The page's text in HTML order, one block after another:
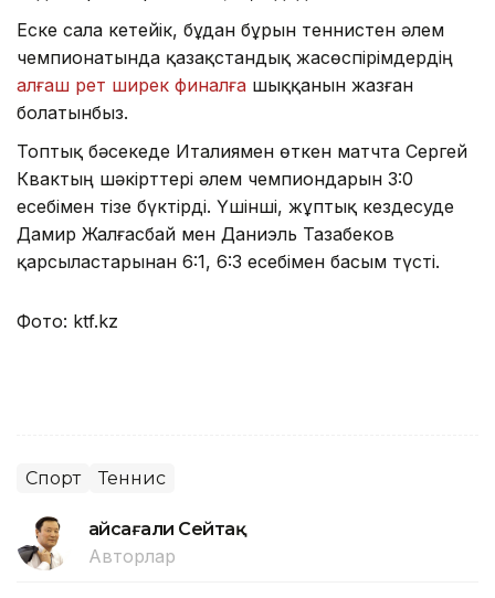
Еске сала кетейік, бұдан бұрын теннистен әлем
чемпионатында қазақстандық жасөспірімдердің
алғаш рет ширек финалға шыққанын жазған
болатынбыз.
Топтық бәсекеде Италиямен өткен матчта Сергей
Квактың шәкірттері әлем чемпиондарын 3:0
есебімен тізе бүктірді. Үшінші, жұптық кездесуде
Дамир Жалғасбай мен Даниэль Тазабеков
қарсыластарынан 6:1, 6:3 есебімен басым түсті.
Фото: ktf.kz
Спорт Теннис
Ғайсағали Сейтақ
Авторлар